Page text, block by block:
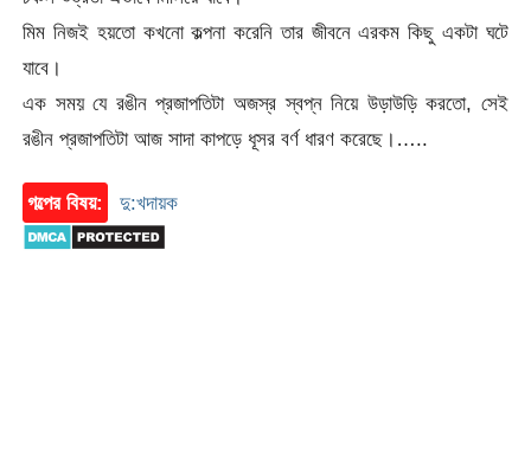
মিম নিজই হয়তো কখনো কল্পনা করেনি তার জীবনে এরকম কিছু একটা ঘটে
যাবে।
এক সময় যে রঙীন প্রজাপতিটা অজস্র স্বপ্ন নিয়ে উড়াউড়ি করতো, সেই
রঙীন প্রজাপতিটা আজ সাদা কাপড়ে ধূসর বর্ণ ধারণ করেছে।…..
গল্পের বিষয়: দু:খদায়ক